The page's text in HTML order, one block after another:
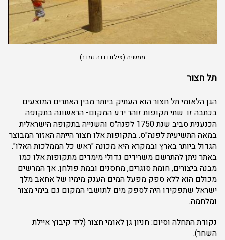
ממשית (צילום דנה נמדר)
תל חצור
הגן הלאומי תל חצור הוא העתיק ביותר מבין האתרים המוצעים
בכתבה זו. שתי תקופות זוהר ידע המקום- הראשונה בתקופה
הכנענית סביב שנת 1750 לפנה"ס והשנייה בתקופה הישראלית
במאה התשיעית לפנה"ס. בתקופות אלו חצור הייתה האזור המבוצר
הגדול ביותר בארץ ובמקרא היא מכונה "ראש כל הממלכות האלו".
באתר ניתן להתרשם משרידים גדולי מימדים מתקופות אלו כמו
מבנה ביצורים, חומת סוגרים, מחסנים ובמת פולחן. אך המרשים
מכולם הוא ללא ספק מפעל המים הענק מימיו של אחאב מלך
ישראל שתפקידו היה לספק מים לתושבי המקום גם בימי מצור
ומלחמה.
נקודת התחלה וסיום: חניון גן לאומי חצור (ליד קיבוץ איילת
השחר).